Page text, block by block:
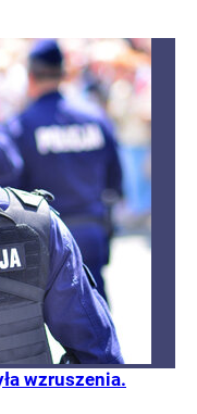
wzruszenia.